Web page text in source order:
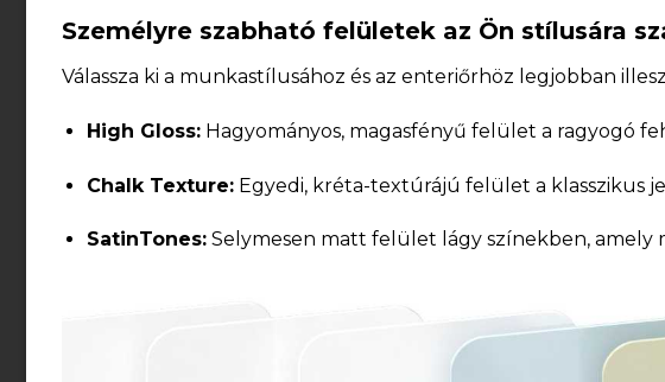
Személyre szabható felületek az Ön stílusára
Válassza ki a munkastílusához és az enteriőrhöz legjobban
High Gloss:Hagyományos, magasfényű felület a ragyogó
Chalk Texture:Egyedi, kréta-textúrájú felület a klasszikus
SatinTones:Selymesen matt felület lágy színekben, amely